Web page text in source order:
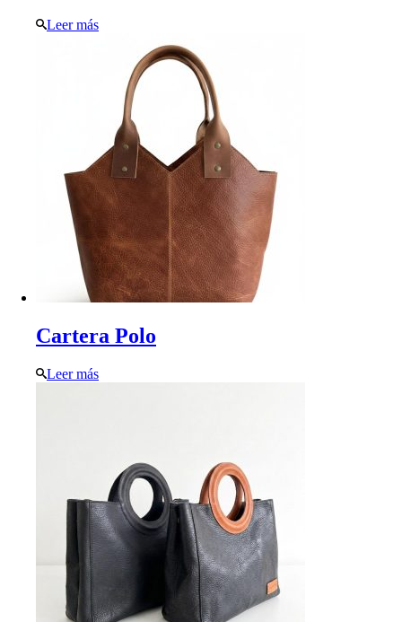
Leer más
Cartera Polo
Leer más